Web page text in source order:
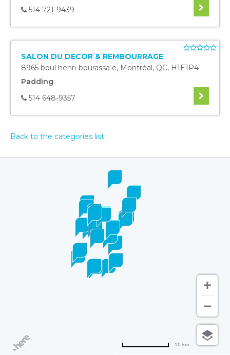
514 721-9439
SALON DU DECOR & REMBOURRAGE
8965 boul henri-bourassa e, Montréal, QC, H1E1P4
Padding
514 648-9357
Back to the categories list
10 km